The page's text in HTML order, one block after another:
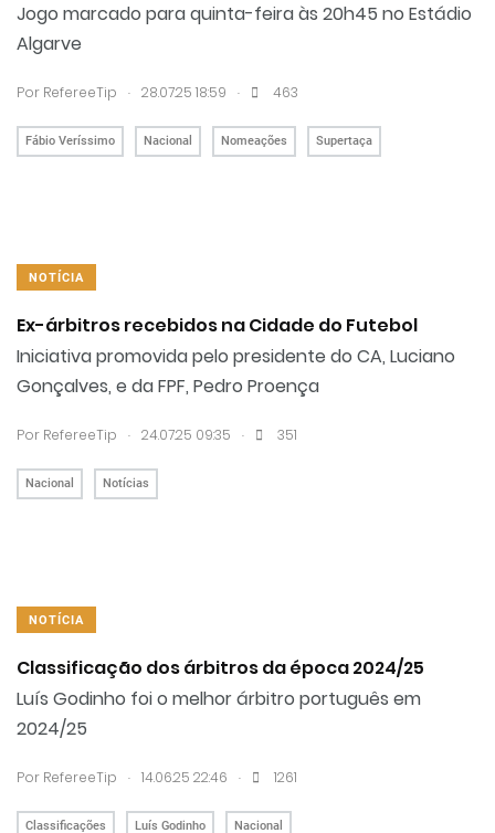
Jogo marcado para quinta-feira às 20h45 no Estádio
Algarve
Por RefereeTip . 28.07.25 18:59 . 463
Fábio Veríssimo Nacional Nomeações Supertaça
NOTÍCIA
Ex-árbitros recebidos na Cidade do Futebol
Iniciativa promovida pelo presidente do CA, Luciano
Gonçalves, e da FPF, Pedro Proença
Por RefereeTip . 24.07.25 09:35 . 351
Nacional Notícias
NOTÍCIA
Classificação dos árbitros da época 2024/25
Luís Godinho foi o melhor árbitro português em
2024/25
Por RefereeTip . 14.06.25 22:46 . 1261
Classificações Luís Godinho Nacional